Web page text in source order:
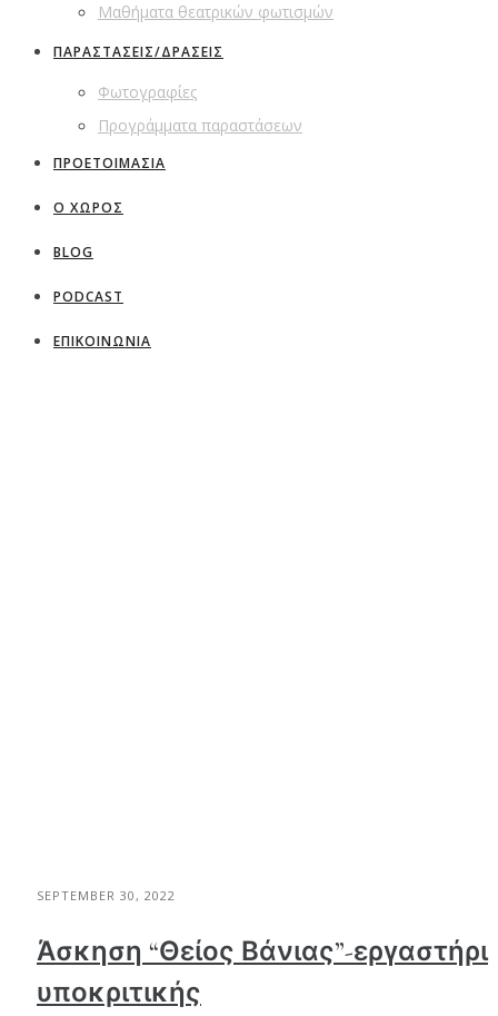
Μαθήματα θεατρικών φωτισμών
ΠΑΡΑΣΤΑΣΕΙΣ/ΔΡΑΣΕΙΣ
Φωτογραφίες
Προγράμματα παραστάσεων
ΠΡΟΕΤΟΙΜΑΣΙΑ
Ο ΧΩΡΟΣ
BLOG
PODCAST
ΕΠΙΚΟΙΝΩΝΙΑ
SEPTEMBER 30, 2022
Άσκηση “Θείος Βάνιας”-εργαστήρι
υποκριτικής